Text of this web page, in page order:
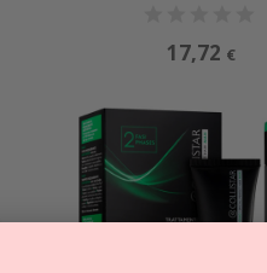
17,72 €